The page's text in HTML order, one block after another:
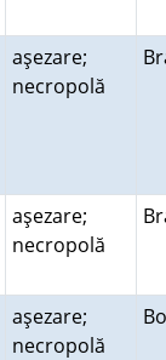
aşezare;
necropolă
aşezare;
necropolă
aşezare;
necropolă